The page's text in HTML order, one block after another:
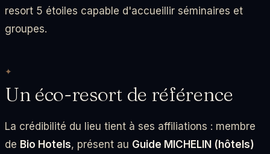
resort 5 étoiles capable d'accueillir séminaires et
groupes.
Un éco-resort de référence
La crédibilité du lieu tient à ses affiliations : membre
de Bio Hotels, présent au Guide MICHELIN (hôtels)